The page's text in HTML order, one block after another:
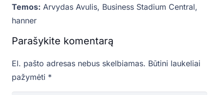
Temos: Arvydas Avulis, Business Stadium Central,
hanner
Parašykite komentarą
El. pašto adresas nebus skelbiamas. Būtini laukeliai
pažymėti *